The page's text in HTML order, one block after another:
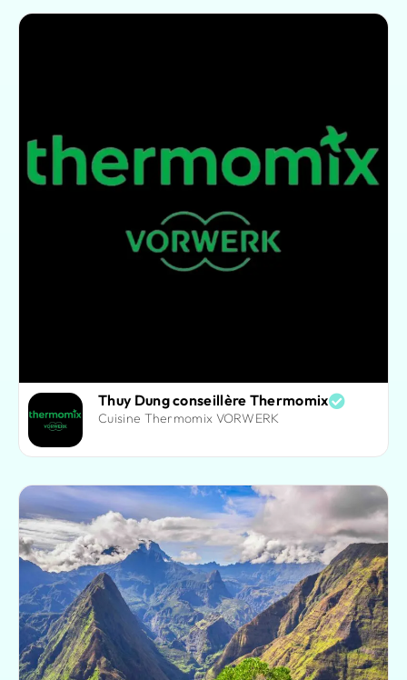
Thuy Dung conseillère Thermomix
Cuisine Thermomix VORWERK